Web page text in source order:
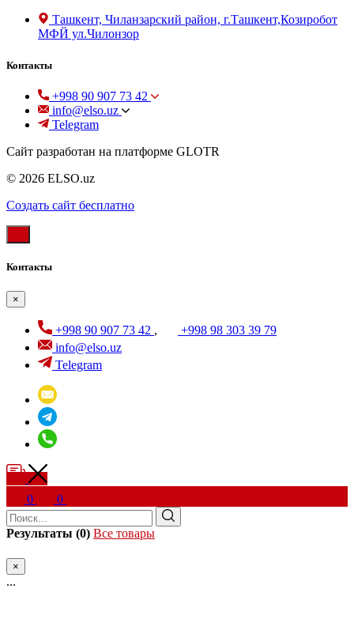
Ташкент, Чиланзарский район, г.Ташкент,Козиробот
МФЙ ул.Чилонзор
Контакты
+998 90 907 73 42
info@elso.uz
Telegram
Сайт разработан на платформе GLOTR
© 2026 ELSO.uz
Создать cайт бесплатно
Контакты
×
+998 90 907 73 42 ,
+998 98 303 39 79
info@elso.uz
Telegram
0 0
Результаты (0) Все товары
×
...